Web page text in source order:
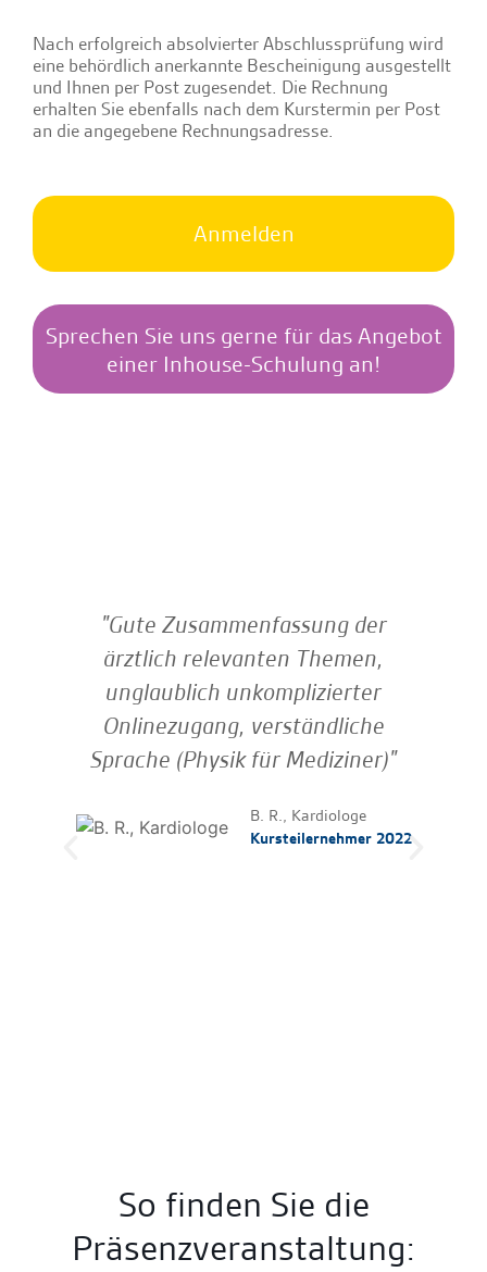
Nach erfolgreich absolvierter Abschlussprüfung wird
eine behördlich anerkannte Bescheinigung ausgestellt
und Ihnen per Post zugesendet. Die Rechnung
erhalten Sie ebenfalls nach dem Kurstermin per Post
an die angegebene Rechnungsadresse.
Anmelden
Sprechen Sie uns gerne für das Angebot
einer Inhouse-Schulung an!
"Gute Zusammenfassung der
ärztlich relevanten Themen,
unglaublich unkomplizierter
Onlinezugang, verständliche
Sprache (Physik für Mediziner)"
B. R., Kardiologe
Kursteilernehmer 2022
So finden Sie die
Präsenzveranstaltung: